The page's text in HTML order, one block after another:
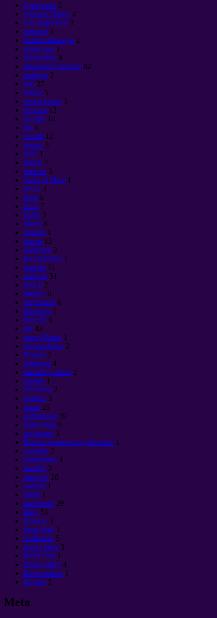
Cущество 5
vybrané články 4
Uncategorized 3
antikrist 3
Antitsivilizatsiya 1
white Sun 1
nekonečno 8
nekonečný priestor 82
biológie 3
boh 27
vektor 5
vector Force 3
chvenie 12
energie 14
čas 6
vesmír 12
génius 3
hory 1
hriech 7
peniaze 5
Spirit of Maat 1
devas 4
žena 6
život 7
kúzlo 3
zákon 8
umenie 1
karma 13
podnebie 2
Колдовство 1
priestor 71
milovať 51
love it 2
matrice 6
rozjímanie 6
lekárstvo 1
človeče 6
my 43
premýšľanie 1
obyvateľstvo 2
Нервы 2
объекты 4
základný zákon 2
všeliek 1
víťazstvo 2
politika 3
praxe 25
prebudenie 39
happening 9
osvietenie 3
Психотронное воздействие 1
samadhi 2
satanizmus 4
slnečné 3
márnosť 28
esencie 1
tantra 1
zariadenie 29
fakty 51
financie 5
Feng Shui 1
civilizácie 5
čierna diera 3
Black Sun 1
čiernej diery 4
Ekonomikon 1
jin jang 2
Meta